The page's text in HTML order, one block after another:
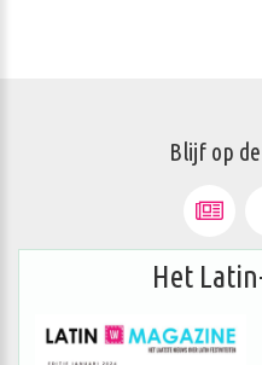
Blijf op
Het